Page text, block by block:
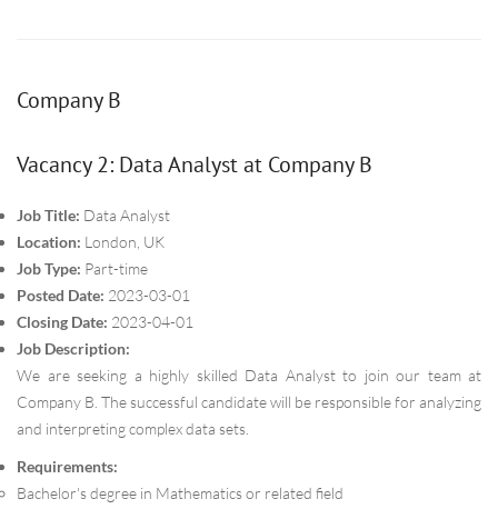
Company B
Vacancy 2: Data Analyst at Company B
Job Title: Data Analyst
Location: London, UK
Job Type: Part-time
Posted Date: 2023-03-01
Closing Date: 2023-04-01
Job Description:
We are seeking a highly skilled Data Analyst to join our team at
Company B. The successful candidate will be responsible for analyzing
and interpreting complex data sets.
Requirements:
Bachelor's degree in Mathematics or related field